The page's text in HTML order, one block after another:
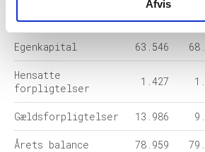
Afvis
Omsætningsaktiver 68.898
Egenkapital 63.546
Hensatte
forpligtelser
1.427
Gældsforpligtelser 13.986
Årets balance 78.959